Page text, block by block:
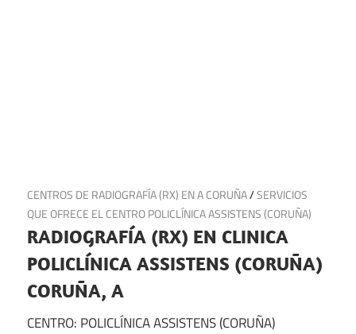
15 de diciembre de 2024
CENTROS DE RADIOGRAFÍA (RX) EN A CORUÑA/SERVICIOS
QUE OFRECE EL CENTRO POLICLÍNICA ASSISTENS (CORUÑA)
RADIOGRAFÍA (RX) EN CLINICA
POLICLÍNICA ASSISTENS (CORUÑA)
CORUÑA, A
CENTRO: POLICLÍNICA ASSISTENS (CORUÑA)